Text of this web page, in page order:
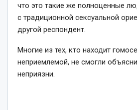
что это такие же полноценные
с традиционной сексуальной
другой респондент.
Многие из тех, кто находит
неприемлемой, не смогли
неприязни.